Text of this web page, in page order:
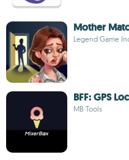
Mother
Legend Game
BFF: GPS
MB Tools